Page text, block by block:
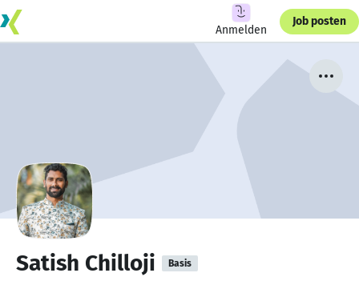
Anmelden
Job posten
Satish Chilloji Basis